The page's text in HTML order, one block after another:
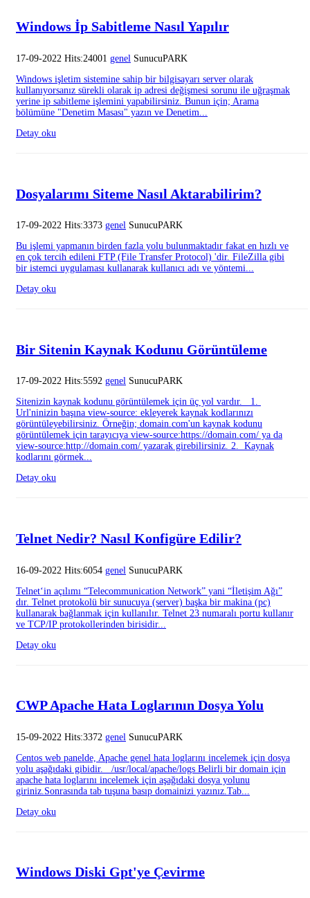
Windows İp Sabitleme Nasıl Yapılır
17-09-2022 Hits:24001 genel SunucuPARK
Windows işletim sistemine sahip bir bilgisayarı server olarak
kullanıyorsanız sürekli olarak ip adresi değişmesi sorunu ile uğraşmak
yerine ip sabitleme işlemini yapabilirsiniz. Bunun için; Arama
bölümüne "Denetim Masası" yazın ve Denetim...
Detay oku
Dosyalarımı Siteme Nasıl Aktarabilirim?
17-09-2022 Hits:3373 genel SunucuPARK
Bu işlemi yapmanın birden fazla yolu bulunmaktadır fakat en hızlı ve
en çok tercih edileni FTP (File Transfer Protocol) 'dir. FileZilla gibi
bir istemci uygulaması kullanarak kullanıcı adı ve yöntemi...
Detay oku
Bir Sitenin Kaynak Kodunu Görüntüleme
17-09-2022 Hits:5592 genel SunucuPARK
Sitenizin kaynak kodunu görüntülemek için üç yol vardır. 1.
Url'ninizin başına view-source: ekleyerek kaynak kodlarınızı
görüntüleyebilirsiniz. Örneğin; domain.com'un kaynak kodunu
görüntülemek için tarayıcıya view-source:https://domain.com/ ya da
view-source:http://domain.com/ yazarak girebilirsiniz. 2. Kaynak
kodlarını görmek...
Detay oku
Telnet Nedir? Nasıl Konfigüre Edilir?
16-09-2022 Hits:6054 genel SunucuPARK
Telnet‘in açılımı “Telecommunication Network” yani “İletişim Ağı”
dır. Telnet protokolü bir sunucuya (server) başka bir makina (pc)
kullanarak bağlanmak için kullanılır. Telnet 23 numaralı portu kullanır
ve TCP/IP protokollerinden birisidir...
Detay oku
CWP Apache Hata Loglarının Dosya Yolu
15-09-2022 Hits:3372 genel SunucuPARK
Centos web panelde, Apache genel hata loglarını incelemek için dosya
yolu aşağıdaki gibidir. /usr/local/apache/logs Belirli bir domain için
apache hata loglarını incelemek için aşağıdaki dosya yolunu
giriniz.Sonrasında tab tuşuna basıp domainizi yazınız.Tab...
Detay oku
Windows Diski Gpt'ye Çevirme